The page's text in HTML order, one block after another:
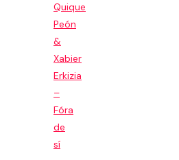
Quique
Peón
&
Xabier
Erkizia
–
Fóra
de
sí